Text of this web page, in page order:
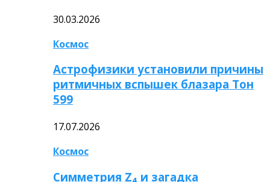
30.03.2026
Космос
Астрофизики установили причины
ритмичных вспышек блазара Тон
599
17.07.2026
Космос
Симметрия Z₄ и загадка